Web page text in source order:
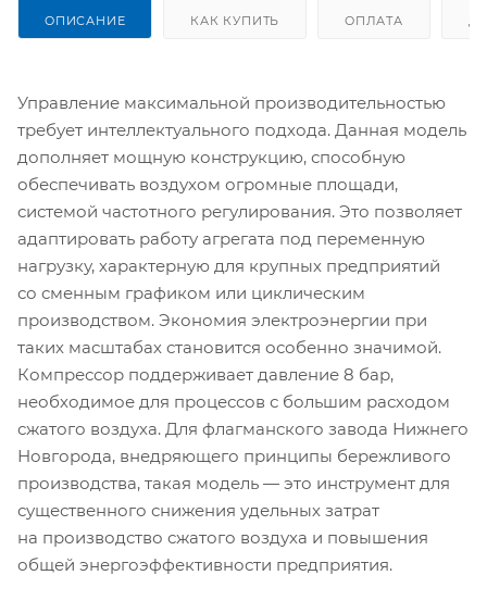
ОПИСАНИЕ КАК КУПИТЬ ОПЛАТА
Управление максимальной производительностью
требует интеллектуального подхода. Данная модель
дополняет мощную конструкцию, способную
обеспечивать воздухом огромные площади,
системой частотного регулирования. Это позволяет
адаптировать работу агрегата под переменную
нагрузку, характерную для крупных предприятий
со сменным графиком или циклическим
производством. Экономия электроэнергии при
таких масштабах становится особенно значимой.
Компрессор поддерживает давление 8 бар,
необходимое для процессов с большим расходом
сжатого воздуха. Для флагманского завода Нижнего
Новгорода, внедряющего принципы бережливого
производства, такая модель — это инструмент для
существенного снижения удельных затрат
на производство сжатого воздуха и повышения
общей энергоэффективности предприятия.